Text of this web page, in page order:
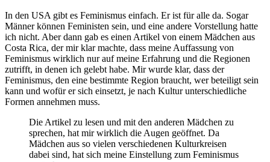
In den USA gibt es Feminismus einfach. Er ist für alle da. Sogar
Männer können Feministen sein, und eine andere Vorstellung hatte
ich nicht. Aber dann gab es einen Artikel von einem Mädchen aus
Costa Rica, der mir klar machte, dass meine Auffassung von
Feminismus wirklich nur auf meine Erfahrung und die Regionen
zutrifft, in denen ich gelebt habe. Mir wurde klar, dass der
Feminismus, den eine bestimmte Region braucht, wer beteiligt sein
kann und wofür er sich einsetzt, je nach Kultur unterschiedliche
Formen annehmen muss.
Die Artikel zu lesen und mit den anderen Mädchen zu
sprechen, hat mir wirklich die Augen geöffnet. Da
Mädchen aus so vielen verschiedenen Kulturkreisen
dabei sind, hat sich meine Einstellung zum Feminismus